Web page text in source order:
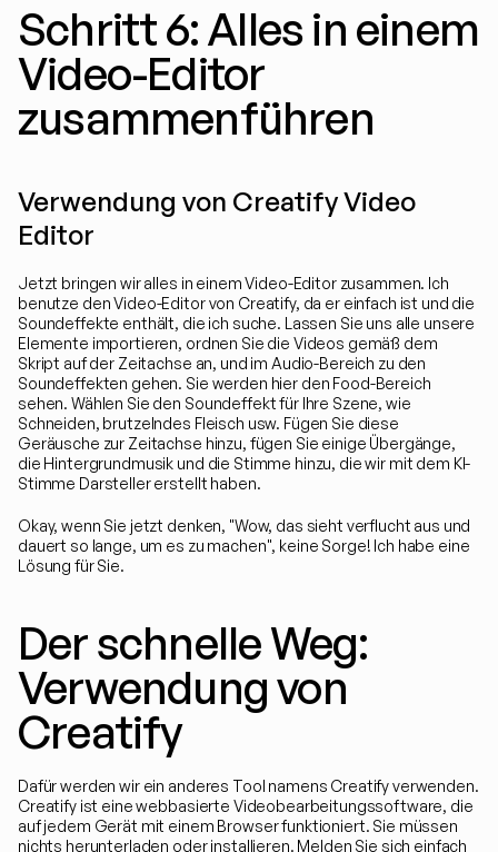
Schritt 6: Alles in einem
Video-Editor
zusammenführen
Verwendung von Creatify Video
Editor
Jetzt bringen wir alles in einem Video-Editor zusammen. Ich
benutze den Video-Editor von Creatify, da er einfach ist und die
Soundeffekte enthält, die ich suche. Lassen Sie uns alle unsere
Elemente importieren, ordnen Sie die Videos gemäß dem
Skript auf der Zeitachse an, und im Audio-Bereich zu den
Soundeffekten gehen. Sie werden hier den Food-Bereich
sehen. Wählen Sie den Soundeffekt für Ihre Szene, wie
Schneiden, brutzelndes Fleisch usw. Fügen Sie diese
Geräusche zur Zeitachse hinzu, fügen Sie einige Übergänge,
die Hintergrundmusik und die Stimme hinzu, die wir mit dem KI-
Stimme Darsteller erstellt haben.
Okay, wenn Sie jetzt denken, "Wow, das sieht verflucht aus und
dauert so lange, um es zu machen", keine Sorge! Ich habe eine
Lösung für Sie.
Der schnelle Weg:
Verwendung von
Creatify
Dafür werden wir ein anderes Tool namens Creatify verwenden.
Creatify ist eine webbasierte Videobearbeitungssoftware, die
auf jedem Gerät mit einem Browser funktioniert. Sie müssen
nichts herunterladen oder installieren. Melden Sie sich einfach